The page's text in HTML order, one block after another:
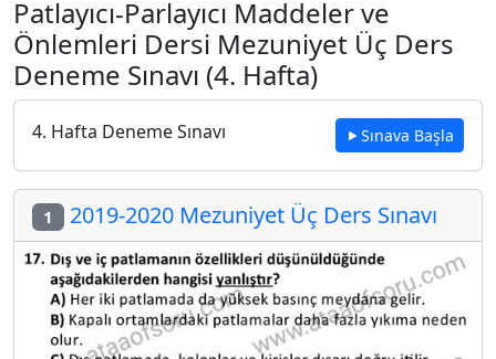
Patlayıcı-Parlayıcı Maddeler ve
Önlemleri Dersi Mezuniyet Üç Ders
Deneme Sınavı (4. Hafta)
4. Hafta Deneme Sınavı Sınava Başla
1 2019-2020 Mezuniyet Üç Ders Sınavı